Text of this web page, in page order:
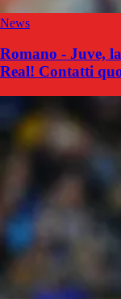
News
Romano - Juve,
Real! Contatti